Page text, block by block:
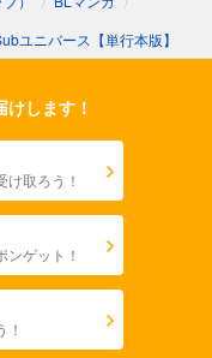
ユニバース【単行本版】
けします！
取ろう！
ゲット！